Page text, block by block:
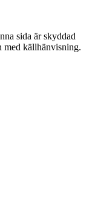
sida är skyddad
med källhänvisning.